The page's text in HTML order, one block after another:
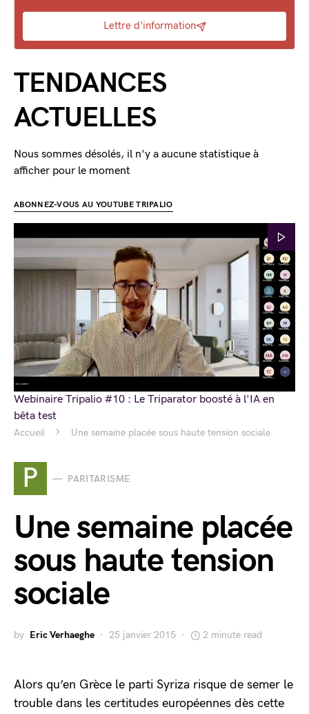
Accueil Une semaine placée sous haute tension sociale
P PARITARISME
Une semaine placée
sous haute tension
sociale
by Eric Verhaeghe 25 janvier 2015 2 minute read
Alors qu’en Grèce le parti Syriza risque de semer le
trouble dans les certitudes européennes dès cette
Lettre d'information
TENDANCES
ACTUELLES
Nous sommes désolés, il n'y a aucune statistique à
afficher pour le moment
ABONNEZ-VOUS AU YOUTUBE TRIPALIO
Webinaire Tripalio #10 : Le Triparator boosté à l'IA en
bêta test